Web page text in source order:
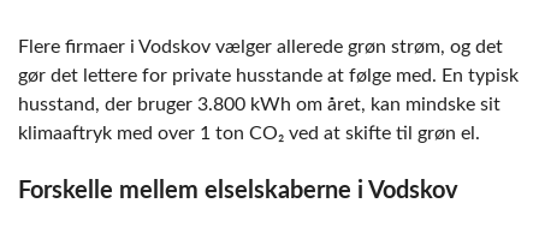
Flere firmaer i Vodskov vælger allerede grøn strøm, og det
gør det lettere for private husstande at følge med. En typisk
husstand, der bruger 3.800 kWh om året, kan mindske sit
klimaaftryk med over 1 ton CO₂ ved at skifte til grøn el.
Forskelle mellem elselskaberne i Vodskov